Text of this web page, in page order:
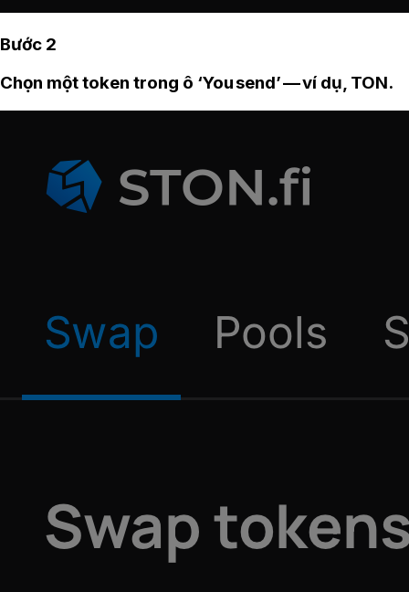
Bước 2
Chọn một token trong ô ‘You send’ — ví dụ, TON.